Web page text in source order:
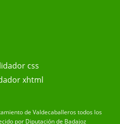
de Valdecaballeros todos los
por Diputación de Badajoz